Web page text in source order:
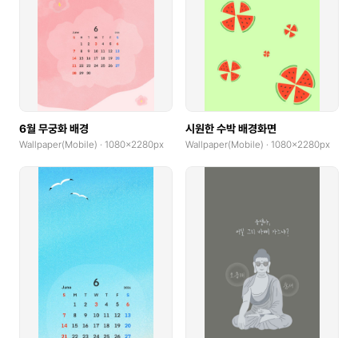
6월 무궁화 배경
Wallpaper(Mobile) · 1080x2280px
시원한 수박 배경화면
Wallpaper(Mobile) · 1080x2280px